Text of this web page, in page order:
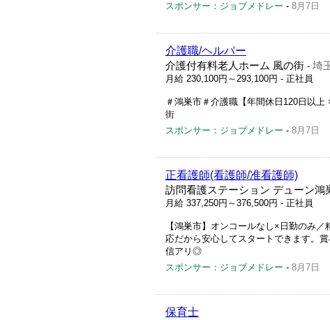
スポンサー：ジョブメドレー - 8月7日
介護職/ヘルパー
介護付有料老人ホーム 風の街 - 埼
月給 230,100円～293,100円 - 正社員
＃鴻巣市＃介護職【年間休日120日以
街
スポンサー：ジョブメドレー - 8月7日
正看護師(看護師/准看護師)
訪問看護ステーション デューン鴻
月給 337,250円～376,500円 - 正社員
【鴻巣市】オンコールなし×日勤のみ
応だから安心してスタートできます。
信アリ◎
スポンサー：ジョブメドレー - 8月7日
保育士